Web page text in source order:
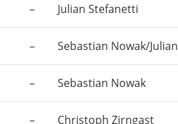
– Julian Stefanetti
– Sebastian Nowak/
– Sebastian Nowak
– Christoph Zirngast